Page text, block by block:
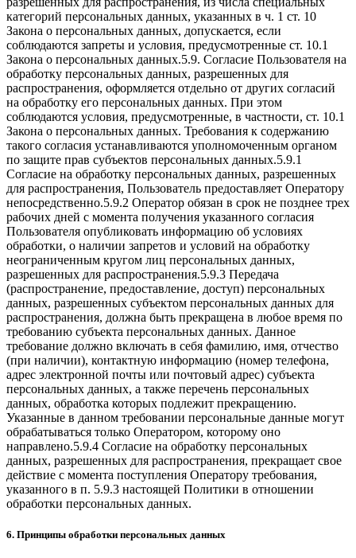
категорий персональных данных, указанных в ч. 1 ст. 10
Закона о персональных данных, допускается, если
соблюдаются запреты и условия, предусмотренные ст. 10.1
Закона о персональных данных.5.9. Согласие Пользователя на
обработку персональных данных, разрешенных для
распространения, оформляется отдельно от других согласий
на обработку его персональных данных. При этом
соблюдаются условия, предусмотренные, в частности, ст. 10.1
Закона о персональных данных. Требования к содержанию
такого согласия устанавливаются уполномоченным органом
по защите прав субъектов персональных данных.5.9.1
Согласие на обработку персональных данных, разрешенных
для распространения, Пользователь предоставляет Оператору
непосредственно.5.9.2 Оператор обязан в срок не позднее трех
рабочих дней с момента получения указанного согласия
Пользователя опубликовать информацию об условиях
обработки, о наличии запретов и условий на обработку
неограниченным кругом лиц персональных данных,
разрешенных для распространения.5.9.3 Передача
(распространение, предоставление, доступ) персональных
данных, разрешенных субъектом персональных данных для
распространения, должна быть прекращена в любое время по
требованию субъекта персональных данных. Данное
требование должно включать в себя фамилию, имя, отчество
(при наличии), контактную информацию (номер телефона,
адрес электронной почты или почтовый адрес) субъекта
персональных данных, а также перечень персональных
данных, обработка которых подлежит прекращению.
Указанные в данном требовании персональные данные могут
обрабатываться только Оператором, которому оно
направлено.5.9.4 Согласие на обработку персональных
данных, разрешенных для распространения, прекращает свое
действие с момента поступления Оператору требования,
указанного в п. 5.9.3 настоящей Политики в отношении
обработки персональных данных.
6. Принципы обработки персональных данных